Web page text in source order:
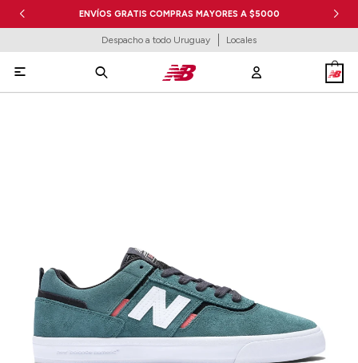
ENVÍOS GRATIS COMPRAS MAYORES A $5000
Despacho a todo Uruguay Locales
